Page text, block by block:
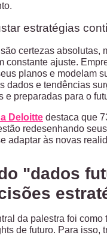
estratégias
certezas absolutas,
constante ajuste.
planos e modelam
dados e tendências
e preparadas para o
Deloitte destaca que
redesenhando
adaptar às novas
"dados
da palestra foi como
de futuro. Para isso,